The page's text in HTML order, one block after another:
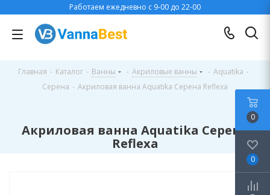
Работаем ежедневно с 9-00 до 22-00
Главная - Каталог - Ванны - Акриловые ванны - Aquatika -
Серена - Акриловая ванна Aquatika Серена Reflexa
Акриловая ванна Aquatika Серена
Reflexa
0
0